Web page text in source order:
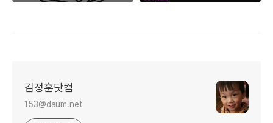
김정훈닷컴
153@daum.net